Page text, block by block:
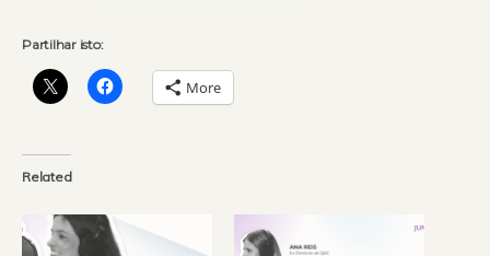
Partilhar isto:
More
Related